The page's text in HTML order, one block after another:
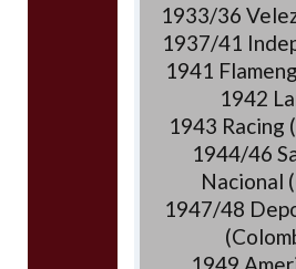
1933/36
1937/41
1941
1942
1943 Racing
1944/46
Nacional
1947/48
1949